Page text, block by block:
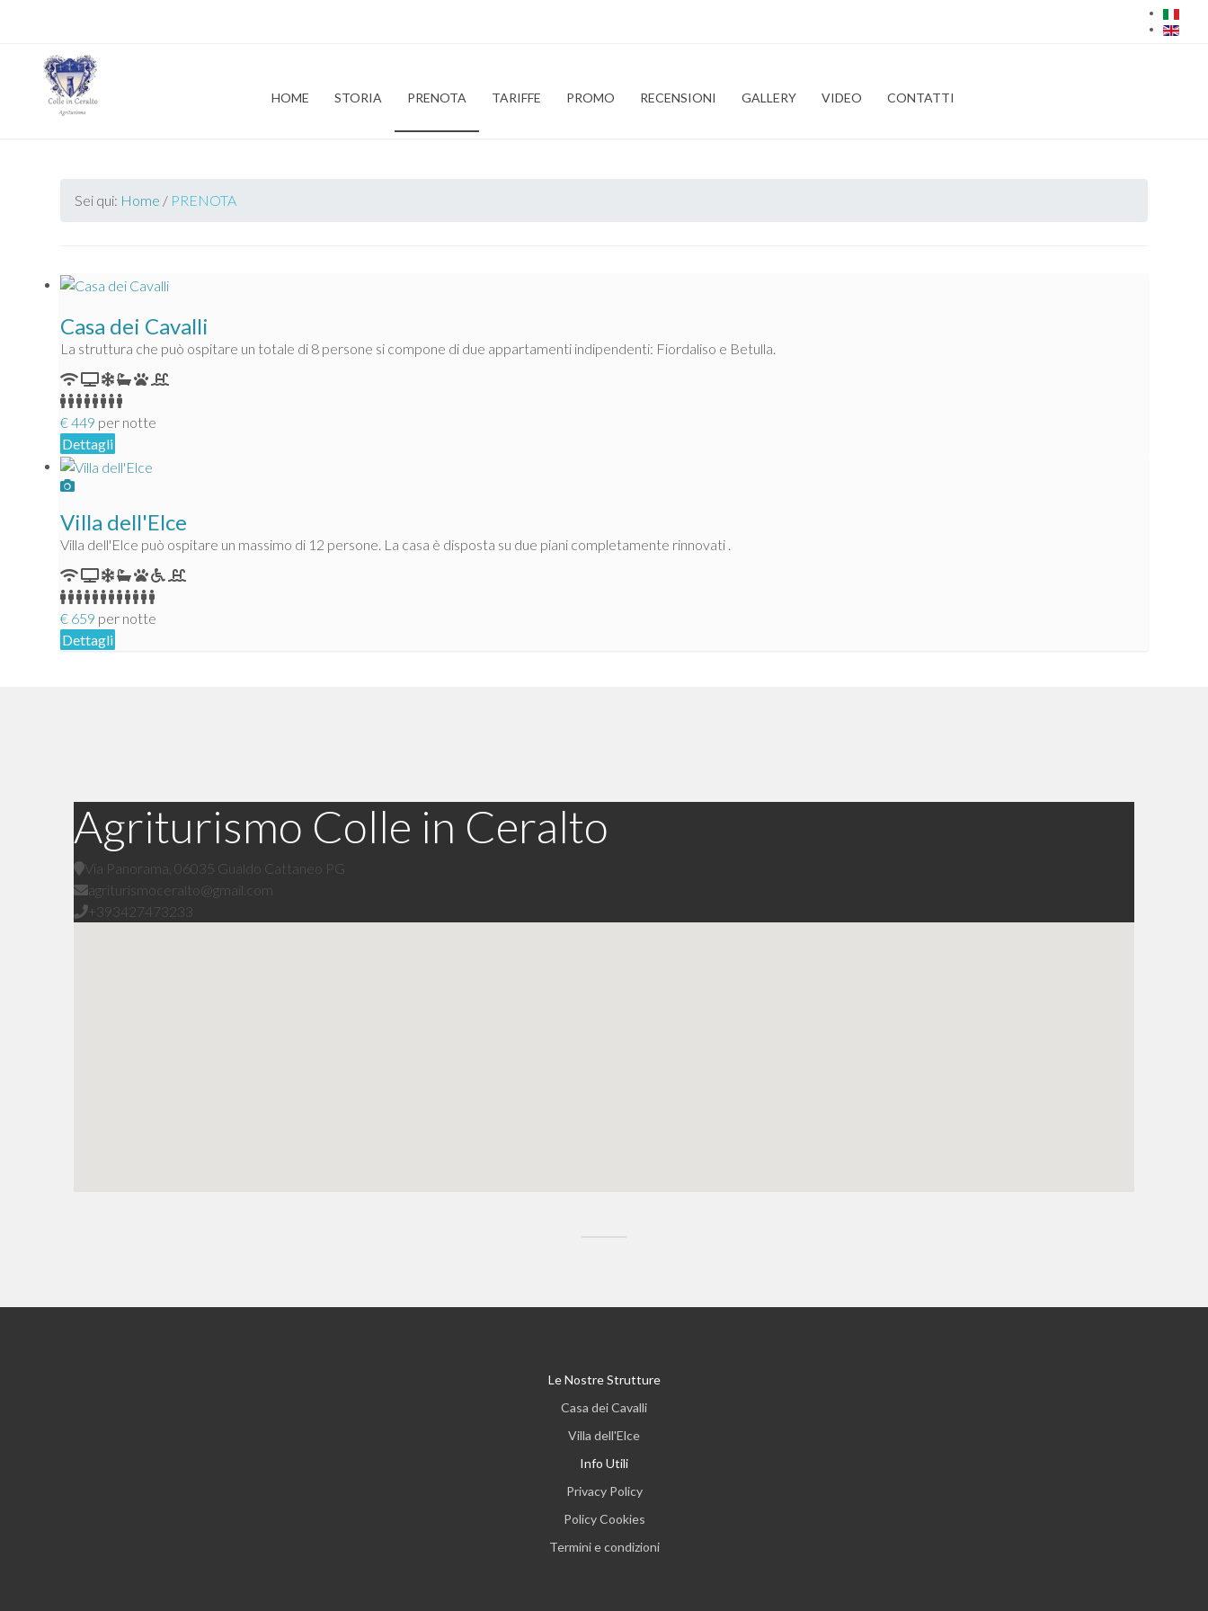
HOME STORIA PRENOTA TARIFFE PROMO RECENSIONI GALLERY VIDEO CONTATTI
Sei qui: Home / PRENOTA
Casa dei Cavalli
La struttura che può ospitare un totale di 8 persone si compone di due appartamenti indipendenti: Fiordaliso e Betulla.
€449 per notte
Dettagli
Villa dell'Elce
Villa dell'Elce può ospitare un massimo di 12 persone. La casa è disposta su due piani completamente rinnovati .
€ 659 per notte
Dettagli
Agriturismo Colle in Ceralto
Via Panorama, 06035 Gualdo Cattaneo PG
agriturismoceralto@gmail.com
+393427473233
Le Nostre Strutture
Casa dei Cavalli
Villa dell'Elce
Info Utili
Privacy Policy
Policy Cookies
Termini e condizioni